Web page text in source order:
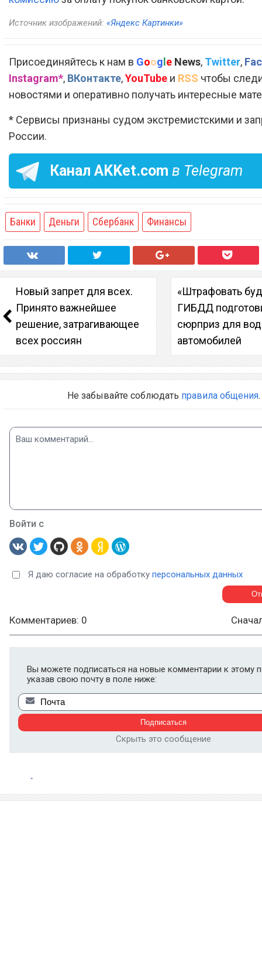
Источник изображений: «Яндекс Картинки»
Присоединяйтесь к нам в Google News, Twitter,
Instagram*, ВКонтакте,YouTube и RSS чтобы
новостями и оперативно получать интересные
* Сервисы признаны судом экстремистскими и
России.
Канал AKKet.com в Telegram
Банки Деньги Сбербанк Финансы
Новый запрет для всех.
Принято важнейшее
решение, затрагивающее
всех россиян
«Штрафовать
ГИБДД
сюрприз для
автомобилей
Не забывайте соблюдать правила общения.
Войти с
Я даю согласие на обработку персональных данных
Комментариев: 0
Вы можете подписаться на новые комментарии к этому
указав свою почту в поле ниже:
Скрыть это сообщение